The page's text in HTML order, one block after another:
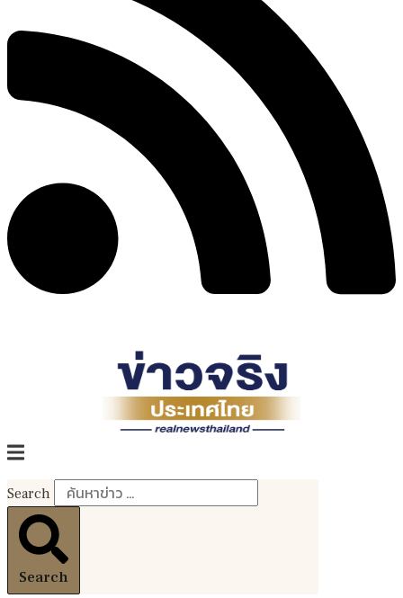
Search
Search